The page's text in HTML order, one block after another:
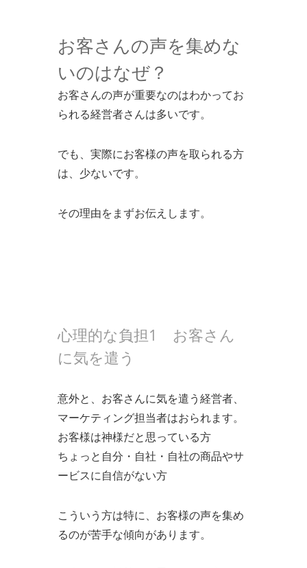
お客さんの声を集めな
いのはなぜ？
お客さんの声が重要なのはわかってお
られる経営者さんは多いです。
でも、実際にお客様の声を取られる方
は、少ないです。
その理由をまずお伝えします。
心理的な負担1 お客さん
に気を遣う
意外と、お客さんに気を遣う経営者、
マーケティング担当者はおられます。
お客様は神様だと思っている方
ちょっと自分・自社・自社の商品やサ
ービスに自信がない方
こういう方は特に、お客様の声を集め
るのが苦手な傾向があります。